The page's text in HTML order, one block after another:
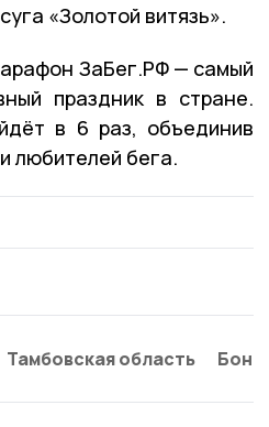
«Золотой витязь».
ЗаБег.РФ — самый
праздник в стране.
в 6 раз, объединив
любителей бега.
Тамбовская область